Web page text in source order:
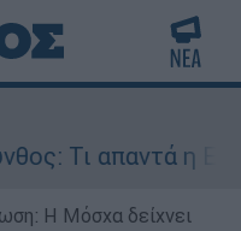
απαντά η ΕΛΑΣ για
Η Μόσχα δείχνει